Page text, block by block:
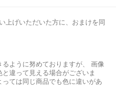
上げいただいた方に、おまけを同
ように努めておりますが、 画像
違って見える場合がございま
ては同じ商品でも色に違いがあ